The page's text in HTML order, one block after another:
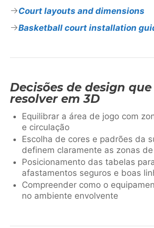
Court layouts and dimensions
Basketball court installation
Decisões de design
resolver em 3D
Equilibrar a área de jogo com
e circulação
Escolha de cores e padrões da
definem claramente as zonas
Posicionamento das tabelas
afastamentos seguros e boas
Compreender como o
no ambiente envolvente